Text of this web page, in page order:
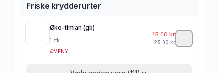
Friske krydderurter
Øko-timian (gb)
1 stk
MENY
15.00 kr
25.00kr